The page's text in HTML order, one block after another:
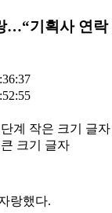
…“기획사 연락
계 작은 크기 글자
크기 글자
랑했다.